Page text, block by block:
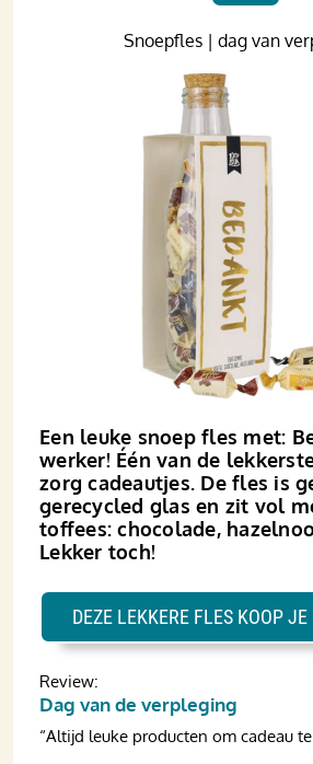
Een leuke snoep fles met:
werker! Één van de
zorg cadeautjes. De fles is
gerecycled glas en zit vol
toffees: chocolade,
Lekker toch!
Snoepfles | dag van
Review:
Dag van de verpleging
“Altijd leuke producten om cadeau
DEZE LEKKERE FLES KOOP